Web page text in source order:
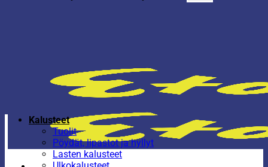
Kalusteet
Tuolit
Pöydät, lipastot ja hyllyt
Lasten kalusteet